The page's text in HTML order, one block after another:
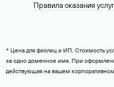
Правила оказания
* Цена для физлиц и ИП. Стоимость
за одно доменное имя. При
действующая на вашем